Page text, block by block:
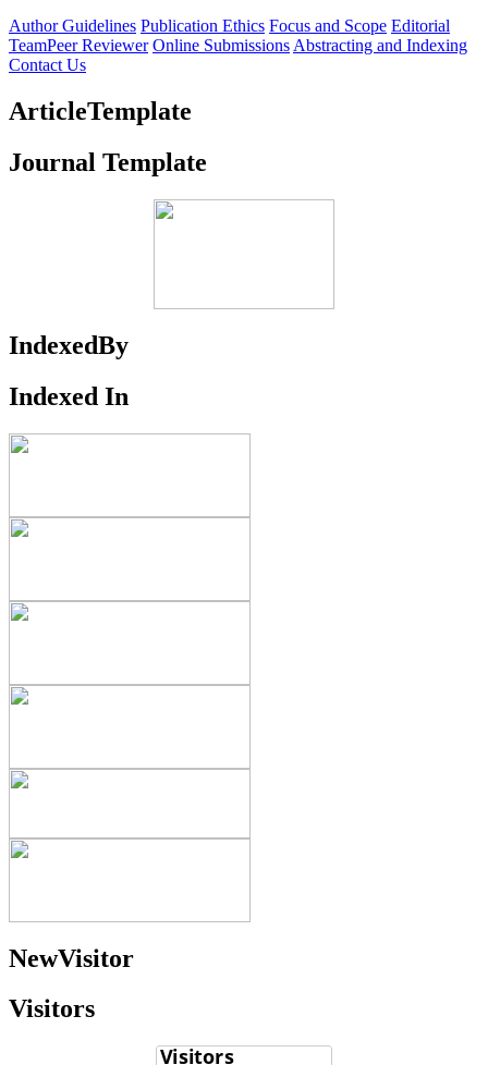
Author Guidelines Publication Ethics Focus and Scope Editorial
TeamPeer Reviewer Online Submissions Abstracting and Indexing
Contact Us
ArticleTemplate
Journal Template
IndexedBy
Indexed In
NewVisitor
Visitors